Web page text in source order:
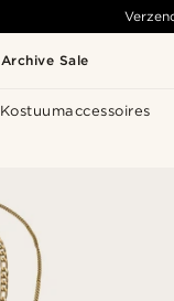
Archive Sale
Kostuumaccessoires